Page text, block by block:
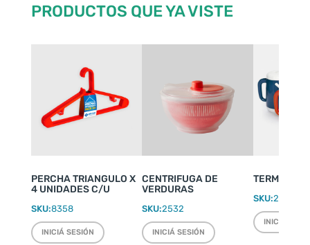
PRODUCTOS QUE YA VISTE
PERCHA TRIANGULO X
4 UNIDADES C/U
SKU:8358
INICIÁ SESIÓN
CENTRIFUGA DE
VERDURAS
SKU:2532
INICIÁ SESIÓN
TERMO
SKU:2220
INICIÁ